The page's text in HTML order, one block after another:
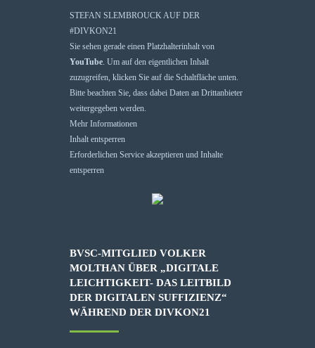
STEFAN SLEMBROUCK AUF DER
#DIVKON21
Sie sehen gerade einen Platzhalterinhalt von
YouTube. Um auf den eigentlichen Inhalt
zuzugreifen, klicken Sie auf die Schaltfläche unten.
Bitte beachten Sie, dass dabei Daten an Drittanbieter
weitergegeben werden.
Mehr Informationen
Inhalt entsperren
Erforderlichen Service akzeptieren und Inhalte
entsperren
BVSC-MITGLIED VOLKER
MOLTHAN ÜBER „DIGITALE
LEICHTIGKEIT- DAS LEITBILD
DER DIGITALEN SUFFIZIENZ“
WÄHREND DER DIVKON21